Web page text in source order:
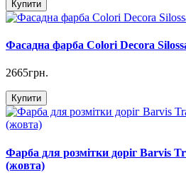
Купити
Фасадна фарба Colori Decora
2665грн.
Купити
Фарба для розмітки доріг Barvis
(жовта)